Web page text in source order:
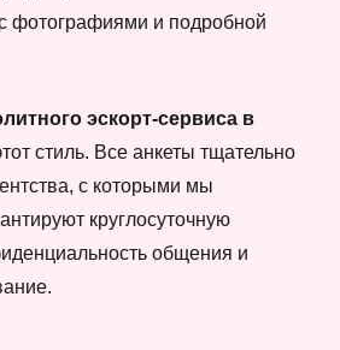
фотографиями и подробной
эскорт-сервиса в
стиль. Все анкеты тщательно
с которыми мы
круглосуточную
общения и